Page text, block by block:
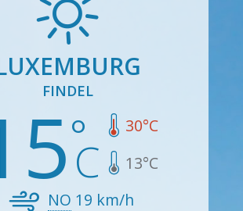
FINDEL
30°C
13°C
NO 19 km/h